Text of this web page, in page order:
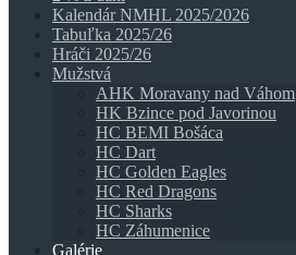
Kalendár NMHL 2025/2026
Tabuľka 2025/26
Hráči 2025/26
Mužstvá
AHK Moravany nad Váhom
HK Bzince pod Javorinou
HC BEMI Bošáca
HC Dart
HC Golden Eagles
HC Red Dragons
HC Sharks
HC Záhumenice
Galérie